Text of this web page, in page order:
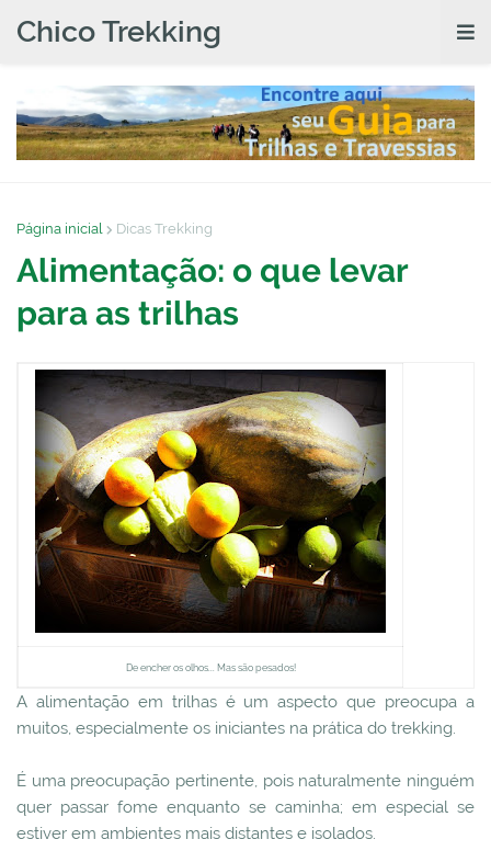
Chico Trekking
Página inicial Dicas Trekking
Alimentação: o que levar
para as trilhas
De encher os olhos... Mas são pesados!
A alimentação em trilhas é um aspecto que preocupa a
muitos, especialmente os iniciantes na prática do trekking.
É uma preocupação pertinente, pois naturalmente ninguém
quer passar fome enquanto se caminha; em especial se
estiver em ambientes mais distantes e isolados.